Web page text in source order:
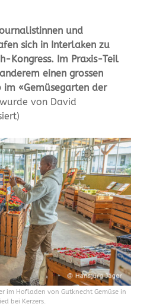
und
sich in Interlaken zu
Kongress. Im Praxis-Teil
einen grossen
«Gemüsegarten der
von David
im Hofladen von Gutknecht Gemüse in
bei Kerzers.